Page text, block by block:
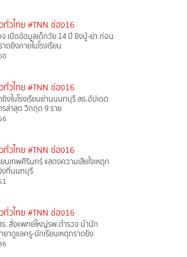
ทั่วไทย #TNN ช่อง16
จ เปิดข้อมูลเด็กวัย 14 ปี ยิงปู่-ย่า ก่อน
ดยิงภายในโรงเรียน
ทั่วไทย #TNN ช่อง16
งในโรงเรียนย่านนนทบุรี สธ.อัปเดต
รล่าสุด วิกฤต 9 ราย
ทั่วไทย #TNN ช่อง16
ยนเทพศิรินทร์ แสดงความเสียใจเหตุก
งที่นนทบุรี
ทั่วไทย #TNN ช่อง16
. สั่งแพทย์ใหญ่รพ.ตำรวจ นำนัก
าดูแลครู-นักเรียนเหตุกราดยิง